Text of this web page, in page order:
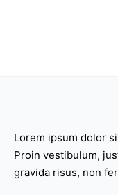
Lorem ipsum dolor
Proin vestibulum,
gravida risus, non